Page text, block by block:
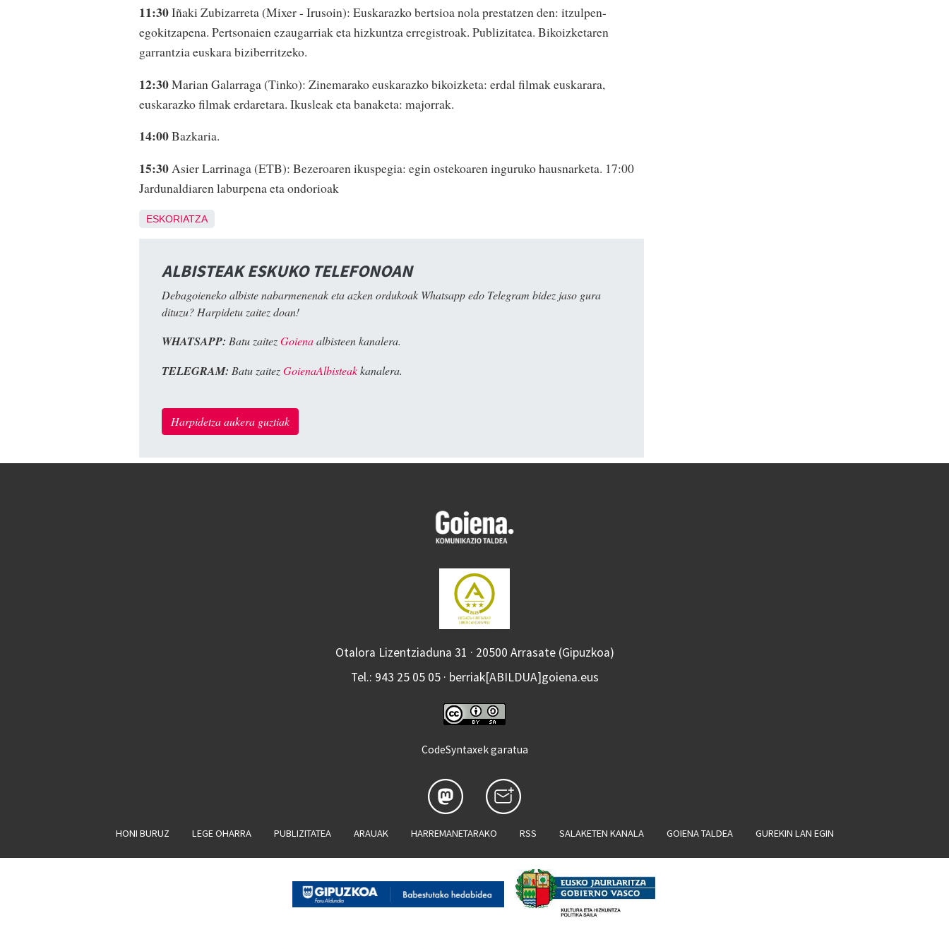
11:30Iñaki Zubizarreta (Mixer - Irusoin): Euskarazko bertsioa nola prestatzen den: itzulpen-
egokitzapena. Pertsonaien ezaugarriak eta hizkuntza erregistroak. Publizitatea. Bikoizketaren
garrantzia euskara biziberritzeko.
12:30Marian Galarraga (Tinko): Zinemarako euskarazko bikoizketa: erdal filmak euskarara,
euskarazko filmak erdaretara. Ikusleak eta banaketa: majorrak.
14:00Bazkaria.
15:30Asier Larrinaga (ETB): Bezeroaren ikuspegia: egin ostekoaren inguruko hausnarketa. 17:00
Jardunaldiaren laburpena eta ondorioak
ESKORIATZA
ALBISTEAK ESKUKO TELEFONOAN
Debagoieneko albiste nabarmenenak eta azken ordukoak Whatsapp edo Telegram bidez jaso gura
dituzu? Harpidetu zaitez doan!
WHATSAPP: Batu zaitezGoienaalbisteen kanalera.
TELEGRAM: Batu zaitezGoienaAlbisteakkanalera.
Harpidetza aukera guztiak
Otalora Lizentziaduna 31 · 20500 Arrasate (Gipuzkoa)
Tel.: 943 25 05 05 · berriak[ABILDUA]goiena.eus
CodeSyntaxek garatua
HONI BURUZ LEGE OHARRA PUBLIZITATEA ARAUAK HARREMANETARAKO RSS SALAKETEN KANALA GOIENA TALDEA GUREKIN LAN EGIN